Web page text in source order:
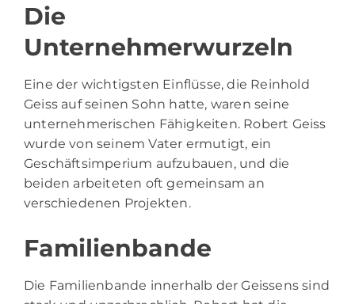
Die
Unternehmerwurzeln
Eine der wichtigsten Einflüsse, die Reinhold
Geiss auf seinen Sohn hatte, waren seine
unternehmerischen Fähigkeiten. Robert Geiss
wurde von seinem Vater ermutigt, ein
Geschäftsimperium aufzubauen, und die
beiden arbeiteten oft gemeinsam an
verschiedenen Projekten.
Familienbande
Die Familienbande innerhalb der Geissens sind